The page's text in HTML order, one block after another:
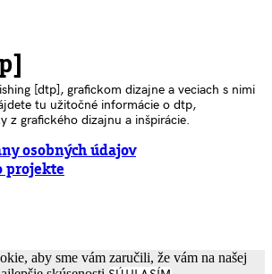
[dtp], grafickom dizajne a veciach s nimi
tu užitočné informácie o dtp,
z grafického dizajnu a inšpirácie.
osobných údajov
projekte
aby sme vám zaručili, že vám na našej